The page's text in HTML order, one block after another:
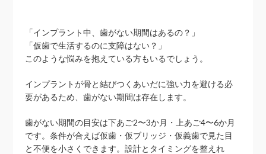
「インプラント中、歯がない期間はあるの？」
「仮歯で生活するのに支障はない？」
このような悩みを抱えている方もいるでしょう。
インプラントが骨と結びつくあいだに強い力を避ける必
要があるため、歯がない期間は存在します。
歯がない期間の目安は下あご2〜3か月・上あご4〜6か月
です。条件が合えば仮歯・仮ブリッジ・仮義歯で見た目
と不便を小さくできます。設計とタイミングを整えれ